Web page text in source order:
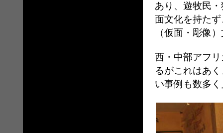
あり、遊牧民
面文化を持た
（仮面・彫像
西・中部アフ
るがこれはあ
い事例も数多